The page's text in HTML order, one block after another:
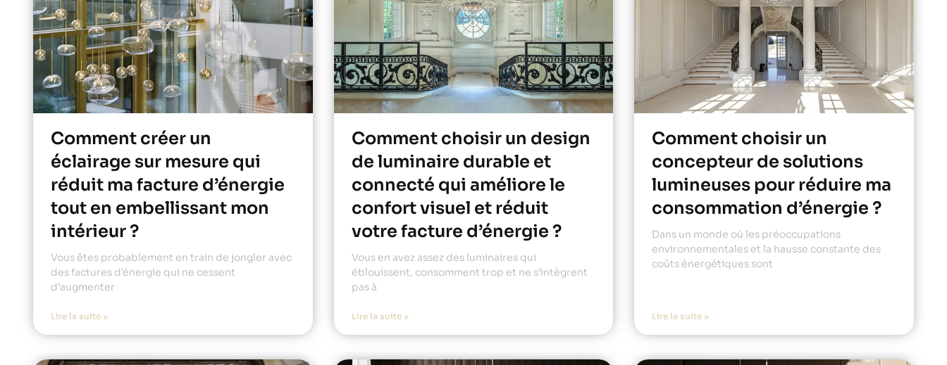
Comment créer un
éclairage sur mesure qui
réduit ma facture d’énergie
tout en embellissant mon
intérieur ?
Vous êtes probablement en train de jongler avec
des factures d’énergie qui ne cessent
d’augmenter
Lire la suite »
Comment choisir un design
de luminaire durable et
connecté qui améliore le
confort visuel et réduit
votre facture d’énergie ?
Vous en avez assez des luminaires qui
éblouissent, consomment trop et ne s’intègrent
pas à
Lire la suite »
Comment choisir un
concepteur de solutions
lumineuses pour réduire ma
consommation d’énergie ?
Dans un monde où les préoccupations
environnementales et la hausse constante des
coûts énergétiques sont
Lire la suite »